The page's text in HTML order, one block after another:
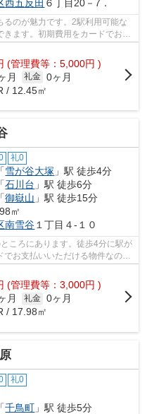
西五反田 ６丁目20－7．
のが魅力です。2駅利用可能な
ます。初期費用をカードでお支
(管理費等：5,000円 )
月 礼金 0ヶ月
/ 12.45㎡
礼0
「雪が谷大塚 」駅 徒歩4分
「石川台 」駅 徒歩6分
「御嶽山 」駅 徒歩15分
㎡
南雪谷 １丁目４-１０
ころにあります。徒歩4分に駅が
でお支払いいただける物件なの
...
(管理費等：3,000円 )
月 礼金 0ヶ月
/ 17.98㎡
礼0
「千鳥町 」駅 徒歩5分